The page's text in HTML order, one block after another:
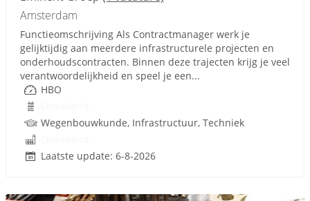
Amsterdam
Functieomschrijving Als Contractmanager werk je
gelijktijdig aan meerdere infrastructurele projecten en
onderhoudscontracten. Binnen deze trajecten krijg je veel
verantwoordelijkheid en speel je een...
HBO
Wegenbouwkunde, Infrastructuur, Techniek
Laatste update: 6-8-2026